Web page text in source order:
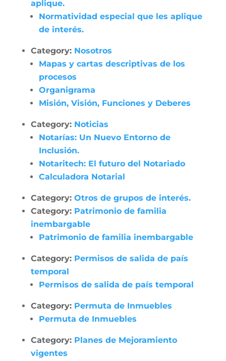
aplique.
Normatividad especial que les aplique
de interés.
Category: Nosotros
Mapas y cartas descriptivas de los
procesos
Organigrama
Misión, Visión, Funciones y Deberes
Category: Noticias
Notarías: Un Nuevo Entorno de
Inclusión.
Notaritech: El futuro del Notariado
Calculadora Notarial
Category: Otros de grupos de interés.
Category: Patrimonio de familia
inembargable
Patrimonio de familia inembargable
Category: Permisos de salida de país
temporal
Permisos de salida de país temporal
Category: Permuta de Inmuebles
Permuta de Inmuebles
Category: Planes de Mejoramiento
vigentes